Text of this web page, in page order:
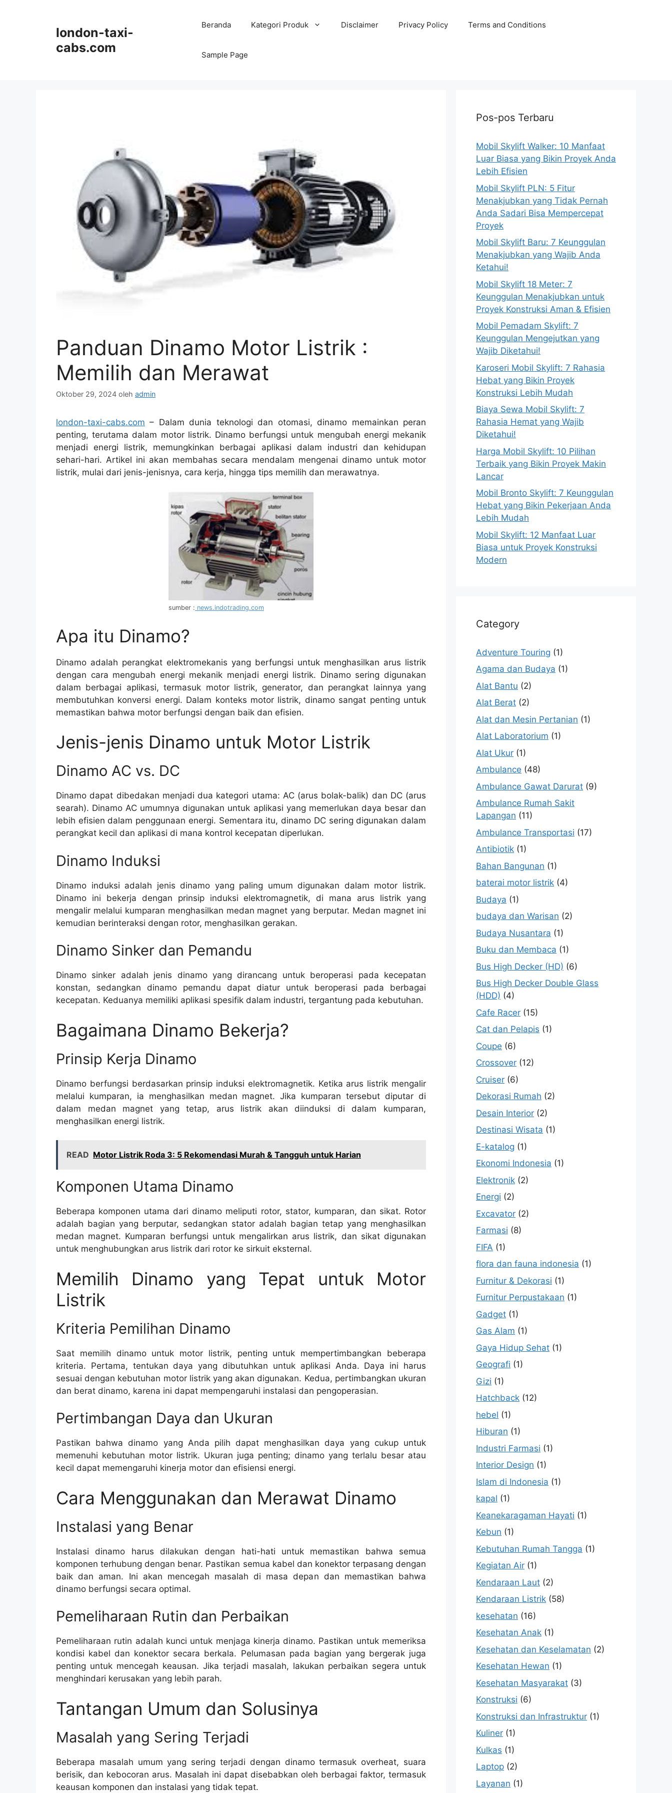
london-taxi-
cabs.com
Beranda Kategori Produk Disclaimer Privacy Policy Terms and Conditions
Sample Page
Panduan Dinamo Motor Listrik :
Memilih dan Merawat
Oktober 29, 2024 oleh admin
london-taxi-cabs.com – Dalam dunia teknologi dan otomasi, dinamo memainkan peran
penting, terutama dalam motor listrik. Dinamo berfungsi untuk mengubah energi mekanik
menjadi energi listrik, memungkinkan berbagai aplikasi dalam industri dan kehidupan
sehari-hari. Artikel ini akan membahas secara mendalam mengenai dinamo untuk motor
listrik, mulai dari jenis-jenisnya, cara kerja, hingga tips memilih dan merawatnya.
sumber : news.indotrading.com
Apa itu Dinamo?
Dinamo adalah perangkat elektromekanis yang berfungsi untuk menghasilkan arus listrik
dengan cara mengubah energi mekanik menjadi energi listrik. Dinamo sering digunakan
dalam berbagai aplikasi, termasuk motor listrik, generator, dan perangkat lainnya yang
membutuhkan konversi energi. Dalam konteks motor listrik, dinamo sangat penting untuk
memastikan bahwa motor berfungsi dengan baik dan efisien.
Jenis-jenis Dinamo untuk Motor Listrik
Dinamo AC vs. DC
Dinamo dapat dibedakan menjadi dua kategori utama: AC (arus bolak-balik) dan DC (arus
searah). Dinamo AC umumnya digunakan untuk aplikasi yang memerlukan daya besar dan
lebih efisien dalam penggunaan energi. Sementara itu, dinamo DC sering digunakan dalam
perangkat kecil dan aplikasi di mana kontrol kecepatan diperlukan.
Dinamo Induksi
Dinamo induksi adalah jenis dinamo yang paling umum digunakan dalam motor listrik.
Dinamo ini bekerja dengan prinsip induksi elektromagnetik, di mana arus listrik yang
mengalir melalui kumparan menghasilkan medan magnet yang berputar. Medan magnet ini
kemudian berinteraksi dengan rotor, menghasilkan gerakan.
Dinamo Sinker dan Pemandu
Dinamo sinker adalah jenis dinamo yang dirancang untuk beroperasi pada kecepatan
konstan, sedangkan dinamo pemandu dapat diatur untuk beroperasi pada berbagai
kecepatan. Keduanya memiliki aplikasi spesifik dalam industri, tergantung pada kebutuhan.
Bagaimana Dinamo Bekerja?
Prinsip Kerja Dinamo
Dinamo berfungsi berdasarkan prinsip induksi elektromagnetik. Ketika arus listrik mengalir
melalui kumparan, ia menghasilkan medan magnet. Jika kumparan tersebut diputar di
dalam medan magnet yang tetap, arus listrik akan diinduksi di dalam kumparan,
menghasilkan energi listrik.
READ Motor Listrik Roda 3: 5 Rekomendasi Murah & Tangguh untuk Harian
Komponen Utama Dinamo
Beberapa komponen utama dari dinamo meliputi rotor, stator, kumparan, dan sikat. Rotor
adalah bagian yang berputar, sedangkan stator adalah bagian tetap yang menghasilkan
medan magnet. Kumparan berfungsi untuk mengalirkan arus listrik, dan sikat digunakan
untuk menghubungkan arus listrik dari rotor ke sirkuit eksternal.
Memilih Dinamo yang Tepat untuk Motor
Listrik
Kriteria Pemilihan Dinamo
Saat memilih dinamo untuk motor listrik, penting untuk mempertimbangkan beberapa
kriteria. Pertama, tentukan daya yang dibutuhkan untuk aplikasi Anda. Daya ini harus
sesuai dengan kebutuhan motor listrik yang akan digunakan. Kedua, pertimbangkan ukuran
dan berat dinamo, karena ini dapat mempengaruhi instalasi dan pengoperasian.
Pertimbangan Daya dan Ukuran
Pastikan bahwa dinamo yang Anda pilih dapat menghasilkan daya yang cukup untuk
memenuhi kebutuhan motor listrik. Ukuran juga penting; dinamo yang terlalu besar atau
kecil dapat memengaruhi kinerja motor dan efisiensi energi.
Cara Menggunakan dan Merawat Dinamo
Instalasi yang Benar
Instalasi dinamo harus dilakukan dengan hati-hati untuk memastikan bahwa semua
komponen terhubung dengan benar. Pastikan semua kabel dan konektor terpasang dengan
baik dan aman. Ini akan mencegah masalah di masa depan dan memastikan bahwa
dinamo berfungsi secara optimal.
Pemeliharaan Rutin dan Perbaikan
Pemeliharaan rutin adalah kunci untuk menjaga kinerja dinamo. Pastikan untuk memeriksa
kondisi kabel dan konektor secara berkala. Pelumasan pada bagian yang bergerak juga
penting untuk mencegah keausan. Jika terjadi masalah, lakukan perbaikan segera untuk
menghindari kerusakan yang lebih parah.
Tantangan Umum dan Solusinya
Masalah yang Sering Terjadi
Beberapa masalah umum yang sering terjadi dengan dinamo termasuk overheat, suara
berisik, dan kebocoran arus. Masalah ini dapat disebabkan oleh berbagai faktor, termasuk
keausan komponen dan instalasi yang tidak tepat.
Pos-pos Terbaru
Mobil Skylift Walker: 10 Manfaat
Luar Biasa yang Bikin Proyek Anda
Lebih Efisien
Mobil Skylift PLN: 5 Fitur
Menakjubkan yang Tidak Pernah
Anda Sadari Bisa Mempercepat
Proyek
Mobil Skylift Baru: 7 Keunggulan
Menakjubkan yang Wajib Anda
Ketahui!
Mobil Skylift 18 Meter: 7
Keunggulan Menakjubkan untuk
Proyek Konstruksi Aman & Efisien
Mobil Pemadam Skylift: 7
Keunggulan Mengejutkan yang
Wajib Diketahui!
Karoseri Mobil Skylift: 7 Rahasia
Hebat yang Bikin Proyek
Konstruksi Lebih Mudah
Biaya Sewa Mobil Skylift: 7
Rahasia Hemat yang Wajib
Diketahui!
Harga Mobil Skylift: 10 Pilihan
Terbaik yang Bikin Proyek Makin
Lancar
Mobil Bronto Skylift: 7 Keunggulan
Hebat yang Bikin Pekerjaan Anda
Lebih Mudah
Mobil Skylift: 12 Manfaat Luar
Biasa untuk Proyek Konstruksi
Modern
Category
Adventure Touring (1)
Agama dan Budaya (1)
Alat Bantu (2)
Alat Berat (2)
Alat dan Mesin Pertanian (1)
Alat Laboratorium (1)
Alat Ukur (1)
Ambulance (48)
Ambulance Gawat Darurat (9)
Ambulance Rumah Sakit
Lapangan (11)
Ambulance Transportasi (17)
Antibiotik (1)
Bahan Bangunan (1)
baterai motor listrik (4)
Budaya (1)
budaya dan Warisan (2)
Budaya Nusantara (1)
Buku dan Membaca (1)
Bus High Decker (HD) (6)
Bus High Decker Double Glass
(HDD) (4)
Cafe Racer (15)
Cat dan Pelapis (1)
Coupe (6)
Crossover (12)
Cruiser (6)
Dekorasi Rumah (2)
Desain Interior (2)
Destinasi Wisata (1)
E-katalog (1)
Ekonomi Indonesia (1)
Elektronik (2)
Energi (2)
Excavator (2)
Farmasi (8)
FIFA (1)
flora dan fauna indonesia (1)
Furnitur & Dekorasi (1)
Furnitur Perpustakaan (1)
Gadget (1)
Gas Alam (1)
Gaya Hidup Sehat (1)
Geografi (1)
Gizi (1)
Hatchback (12)
hebel (1)
Hiburan (1)
Industri Farmasi (1)
Interior Design (1)
Islam di Indonesia (1)
kapal (1)
Keanekaragaman Hayati (1)
Kebun (1)
Kebutuhan Rumah Tangga (1)
Kegiatan Air (1)
Kendaraan Laut (2)
Kendaraan Listrik (58)
kesehatan (16)
Kesehatan Anak (1)
Kesehatan dan Keselamatan (2)
Kesehatan Hewan (1)
Kesehatan Masyarakat (3)
Konstruksi (6)
Konstruksi dan Infrastruktur (1)
Kuliner (1)
Kulkas (1)
Laptop (2)
Layanan (1)